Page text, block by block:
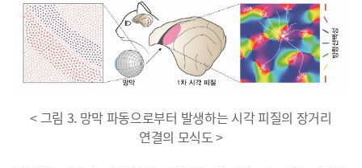
< 그림 3. 망막 파동으로부터 발생하는 시각 피질의 장거리
연결의 모식도 >